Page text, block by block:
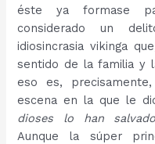
éste ya formase
considerado un
idiosincrasia vikinga
sentido de la familia y
eso es,
escena en la que le
dioses lo han salvado
Aunque la súper